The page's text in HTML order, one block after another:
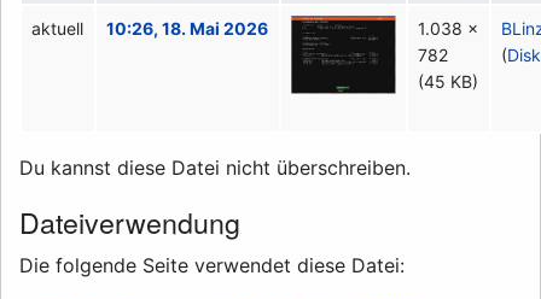
aktuell 10:26, 18. Mai 2026
1.038 ×
782
(45 KB)
(
Du kannst diese Datei nicht überschreiben.
Dateiverwendung
Die folgende Seite verwendet diese Datei: